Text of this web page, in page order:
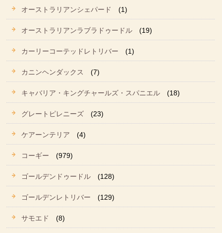
オーストラリアンシェパード (1)
オーストラリアンラブラドゥードル (19)
カーリーコーテッドレトリバー (1)
カニンヘンダックス (7)
キャバリア・キングチャールズ・スパニエル (18)
グレートピレニーズ (23)
ケアーンテリア (4)
コーギー (979)
ゴールデンドゥードル (128)
ゴールデンレトリバー (129)
サモエド (8)